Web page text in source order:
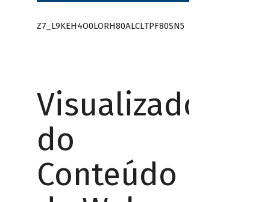
Z7_L9KEH4O0LORH80ALCLTPF80SN5
Visualizador
do
Conteúdo